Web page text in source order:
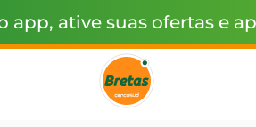
app, ative suas ofertas e